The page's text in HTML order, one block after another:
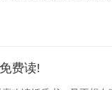
费读!